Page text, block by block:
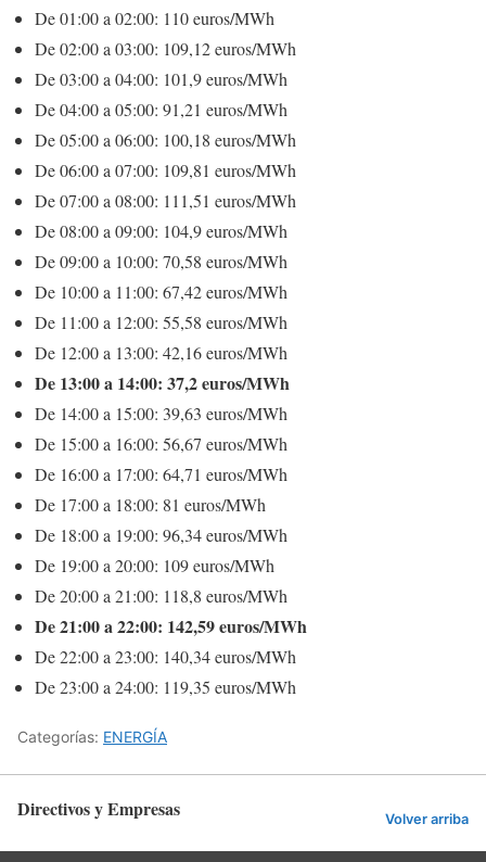
De 01:00 a 02:00: 110 euros/MWh
De 02:00 a 03:00: 109,12 euros/MWh
De 03:00 a 04:00: 101,9 euros/MWh
De 04:00 a 05:00: 91,21 euros/MWh
De 05:00 a 06:00: 100,18 euros/MWh
De 06:00 a 07:00: 109,81 euros/MWh
De 07:00 a 08:00: 111,51 euros/MWh
De 08:00 a 09:00: 104,9 euros/MWh
De 09:00 a 10:00: 70,58 euros/MWh
De 10:00 a 11:00: 67,42 euros/MWh
De 11:00 a 12:00: 55,58 euros/MWh
De 12:00 a 13:00: 42,16 euros/MWh
De 13:00 a 14:00: 37,2 euros/MWh
De 14:00 a 15:00: 39,63 euros/MWh
De 15:00 a 16:00: 56,67 euros/MWh
De 16:00 a 17:00: 64,71 euros/MWh
De 17:00 a 18:00: 81 euros/MWh
De 18:00 a 19:00: 96,34 euros/MWh
De 19:00 a 20:00: 109 euros/MWh
De 20:00 a 21:00: 118,8 euros/MWh
De 21:00 a 22:00: 142,59 euros/MWh
De 22:00 a 23:00: 140,34 euros/MWh
De 23:00 a 24:00: 119,35 euros/MWh
Categorías: ENERGÍA
Directivos y Empresas Volver arriba